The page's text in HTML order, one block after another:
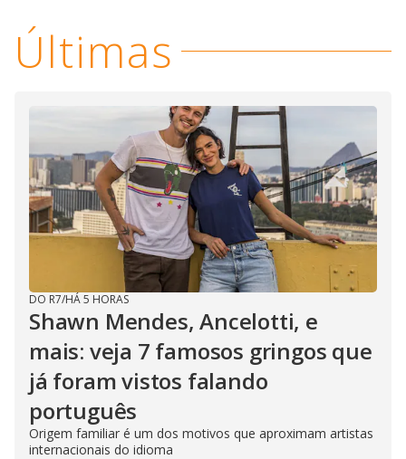
Últimas
DO R7/HÁ 5 HORAS
Shawn Mendes, Ancelotti, e
mais: veja 7 famosos gringos que
já foram vistos falando
português
Origem familiar é um dos motivos que aproximam artistas
internacionais do idioma